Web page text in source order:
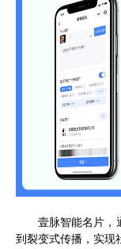
壹脉智能名片，
到裂变式传播，实现